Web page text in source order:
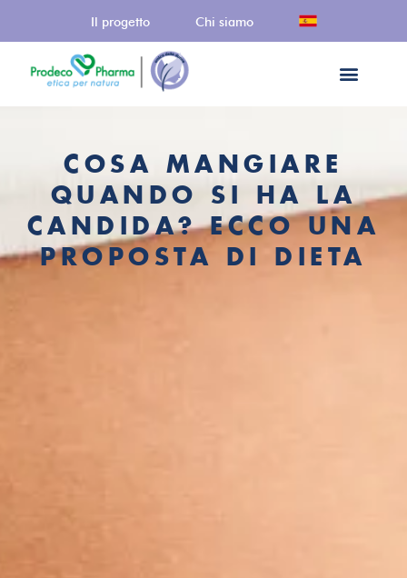
Il progetto Chi siamo
COSA MANGIARE
QUANDO SI HA LA
CANDIDA? ECCO UNA
PROPOSTA DI DIETA